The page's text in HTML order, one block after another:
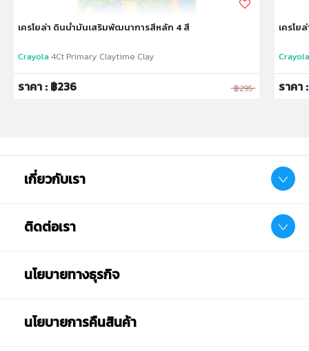
สินค้าอาจมีการเปลี่ยนแปลงลวดลาย สีสันบนผลิตภัณฑ์ หรือ
แพ็คเกจโดยร้านฯอาจไม่สามารถแจ้งให้ทราบล่วงหน้า และสี
ของผลิตภัณฑ์ที่แสดงบนเว็บไซต์อาจมีความแตกต่างกันจาก
เครโยล่า ดินน้ำมันเสริมพัฒนาการสีหลัก 4 สี
Crayola4Ct Primary Claytime Clay
ราคา : ฿236 ฿295
เครโ
ราคา
เกี่ยวกับเรา
ติดต่อเรา
นโยบายทางธุรกิจ
นโยบายการคืนสินค้า